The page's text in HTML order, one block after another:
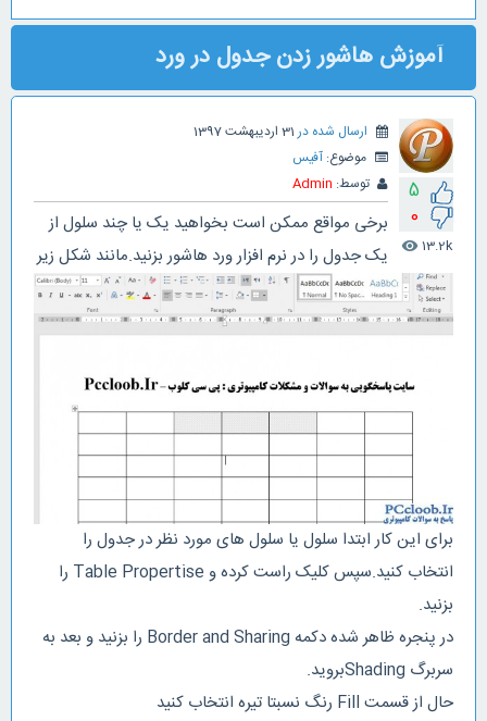
آموزش هاشور زدن جدول در ورد
5
0
13.2k
visibility
ارسال شده در 31 اردیبهشت 1397
موضوع: آفیس
توسط: Admin
برخی مواقع ممکن است بخواهید یک یا چند سلول از
یک جدول را در نرم افزار ورد هاشور بزنید.مانند شکل زیر
برای این کار ابتدا سلول یا سلول های مورد نظر در جدول را
انتخاب کنید.سپس کلیک راست کرده و Table Propertise را
بزنید.
در پنجره ظاهر شده دکمه Border and Sharing را بزنید و بعد به
سربرگ Shadingبروید.
حال از قسمت Fill رنگ نسبتا تیره انتخاب کنید